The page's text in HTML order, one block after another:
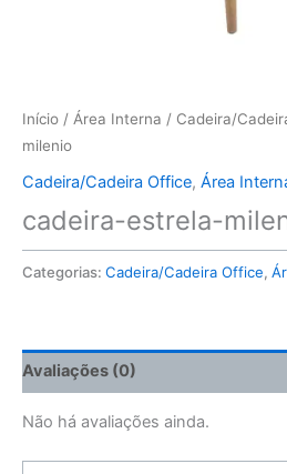
Início / Área Interna / Cadeira/
milenio
Cadeira/Cadeira Office, Área
cadeira-estrela-
Categorias: Cadeira/Cadeira Office,
Avaliações (0)
Não há avaliações ainda.